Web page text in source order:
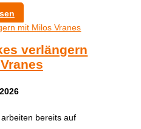
verlängern
bereits auf